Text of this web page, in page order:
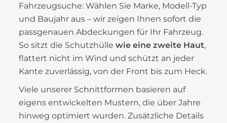
Fahrzeugsuche: Wählen Sie Marke, Modell-Typ
und Baujahr aus – wir zeigen Ihnen sofort die
passgenauen Abdeckungen für Ihr Fahrzeug.
So sitzt die Schutzhülle wie eine zweite Haut,
flattert nicht im Wind und schützt an jeder
Kante zuverlässig, von der Front bis zum Heck.
Viele unserer Schnittformen basieren auf
eigens entwickelten Mustern, die über Jahre
hinweg optimiert wurden. Zusätzliche Details